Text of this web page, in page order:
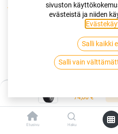
74,00€
Etusivu Haku
Kauppa
195/55R16 87V TRIANGLE
195/55R16 87V
RELIAXTOURING
74,00€/ kpl
sivuston
evästeistä ja niiden
Salli kaikki
Salli vain